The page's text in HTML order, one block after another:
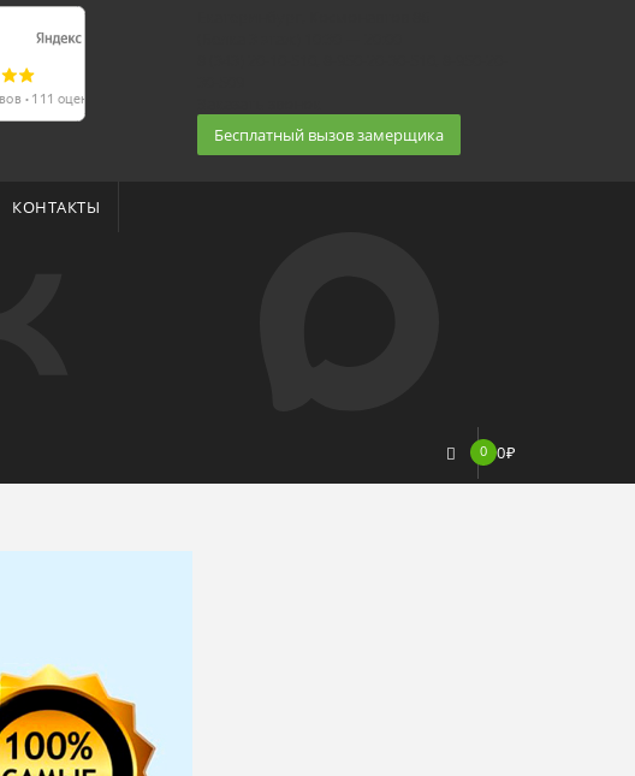
Бесплатный вызов замерщика
КОНТАКТЫ
0 0₽